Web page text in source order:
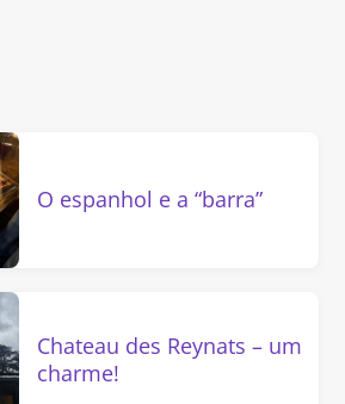
O espanhol e a “barra”
Chateau des Reynats – um
charme!